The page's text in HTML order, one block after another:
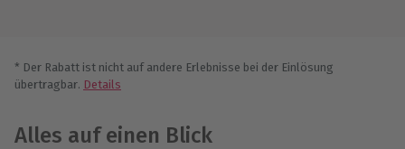
* Der Rabatt ist nicht auf andere Erlebnisse bei der Einlösung
übertragbar. Details
Alles auf einen Blick